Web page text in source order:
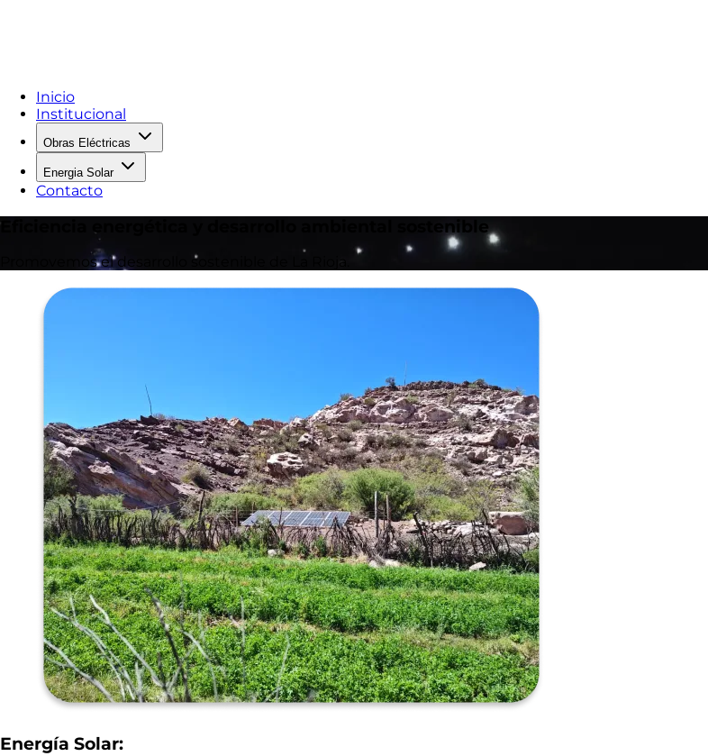
Inicio
Institucional
Obras Eléctricas
Energia Solar
Contacto
Eficiencia energética y desarrollo ambiental sostenible
Promovemos el desarrollo sostenible de La Rioja.
Energía Solar: